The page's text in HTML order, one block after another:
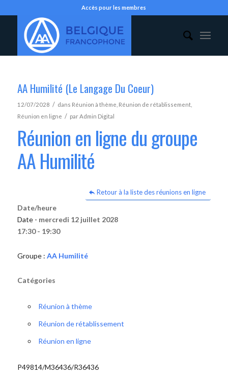
Accès pour les membres
AA Humilité (Le Langage Du Coeur)
12/07/2028 / dans Réunion à thème Réunion de rétablissement,
Réunion en ligne / parAdmin Digital
Réunion en ligne du groupe
AA Humilité
Retour à la liste des réunions en ligne
Date/heure
Date - mercredi 12 juillet 2028
17:30 - 19:30
Groupe : AA Humilité
Catégories
Réunion à thème
Réunion de rétablissement
Réunion en ligne
P49814/M36436/R36436